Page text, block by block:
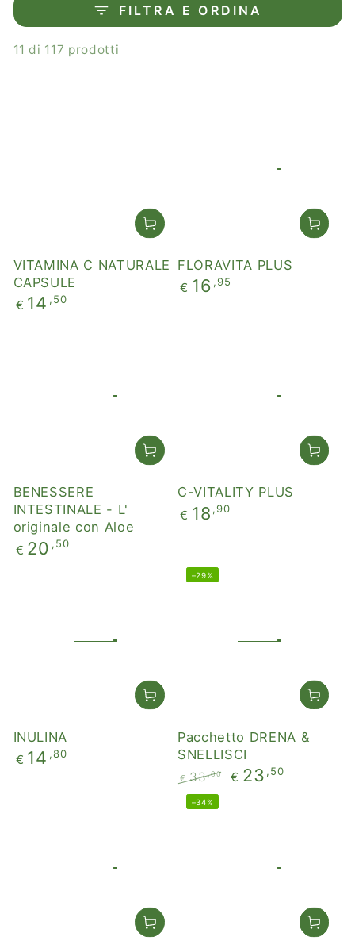
FILTRA E ORDINA
11 di 117 prodotti
VITAMINA C NATURALE
CAPSULE
Prezzo
€ 14 ,50
FLORAVITA PLUS
Prezzo
€ 16 ,95
BENESSERE
INTESTINALE - L'
originale con Aloe
Prezzo
€ 20 ,50
C-VITALITY PLUS
Prezzo
€ 18 ,90
INULINA
Prezzo
€ 14 ,80
Pacchetto DRENA &
SNELLISCI
Prezzo
regolare
€ 33,00 € 23 ,50
–29%
–34%